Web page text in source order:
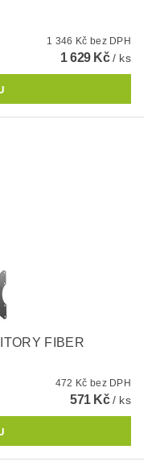
1 346 Kč bez DPH
1 629 Kč/ ks
FIBER
472 Kč bez DPH
571 Kč/ ks